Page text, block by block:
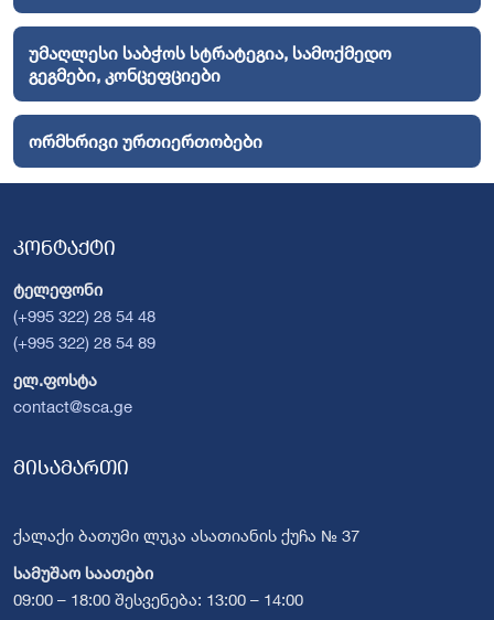
უმაღლესი საბჭოს სტრატეგია, სამოქმედო
გეგმები, კონცეფციები
ორმხრივი ურთიერთობები
კონტაქტი
ტელეფონი
(+995 322) 28 54 48
(+995 322) 28 54 89
ელ.ფოსტა
contact@sca.ge
მისამართი
ქალაქი ბათუმი ლუკა ასათიანის ქუჩა № 37
სამუშაო საათები
09:00 – 18:00 შესვენება: 13:00 – 14:00